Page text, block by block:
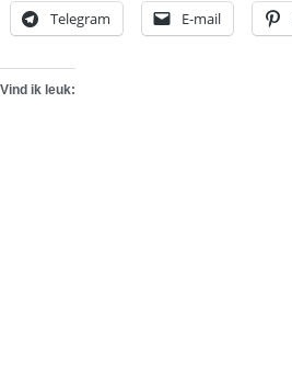
Telegram E-mail
Vind ik leuk: